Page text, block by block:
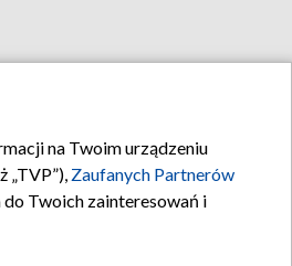
na Twoim urządzeniu
„TVP”), Zaufanych Partnerów
Twoich zainteresowań i